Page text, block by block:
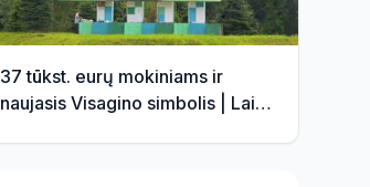
37 tūkst. eurų mokiniams ir
naujasis Visagino simbolis | Laida